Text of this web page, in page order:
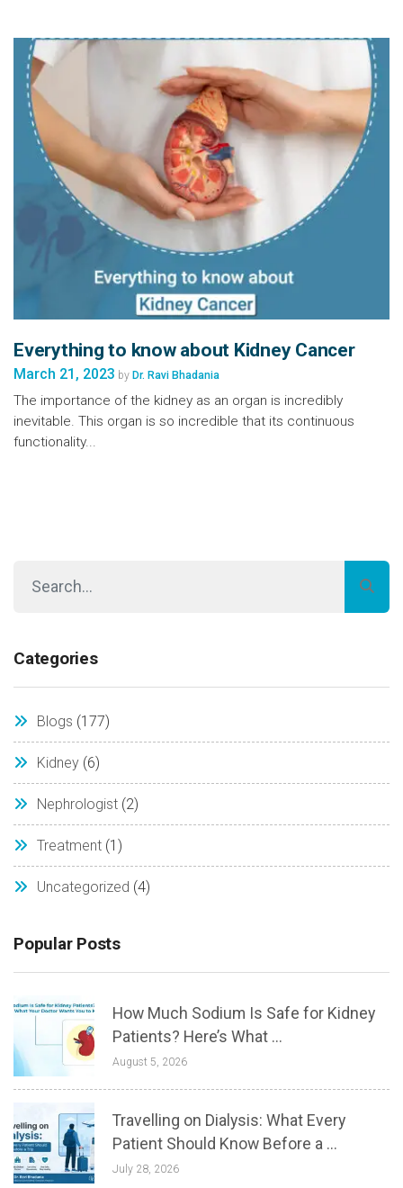
Everything to know about Kidney Cancer
March 21, 2023 by Dr. Ravi Bhadania
The importance of the kidney as an organ is incredibly
inevitable. This organ is so incredible that its continuous
functionality...
Categories
Blogs (177)
Kidney (6)
Nephrologist (2)
Treatment (1)
Uncategorized (4)
Popular Posts
How Much Sodium Is Safe for Kidney
Patients? Here’s What ...
August 5, 2026
Travelling on Dialysis: What Every
Patient Should Know Before a ...
July 28, 2026